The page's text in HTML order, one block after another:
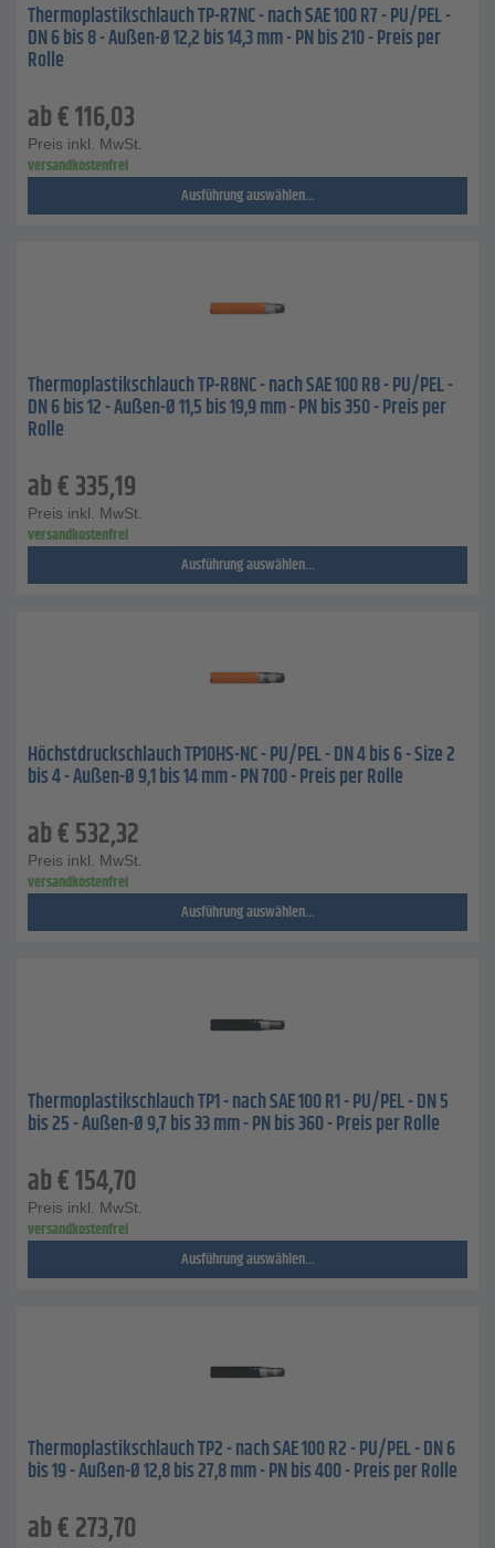
Thermoplastikschlauch TP-R7NC - nach SAE 100 R7 - PU/PEL -
DN 6 bis 8 - Außen-Ø 12,2 bis 14,3 mm - PN bis 210 - Preis per
Rolle
ab€116,03
Preis inkl. MwSt.
versandkostenfrei
Ausführung auswählen...
Thermoplastikschlauch TP-R8NC - nach SAE 100 R8 - PU/PEL -
DN 6 bis 12 - Außen-Ø 11,5 bis 19,9 mm - PN bis 350 - Preis per
Rolle
ab€335,19
Preis inkl. MwSt.
versandkostenfrei
Ausführung auswählen...
Höchstdruckschlauch TP10HS-NC - PU/PEL - DN 4 bis 6 - Size 2
bis 4 - Außen-Ø 9,1 bis 14 mm - PN 700 - Preis per Rolle
ab€532,32
Preis inkl. MwSt.
versandkostenfrei
Ausführung auswählen...
Thermoplastikschlauch TP1 - nach SAE 100 R1 - PU/PEL - DN 5
bis 25 - Außen-Ø 9,7 bis 33 mm - PN bis 360 - Preis per Rolle
ab€154,70
Preis inkl. MwSt.
versandkostenfrei
Ausführung auswählen...
Thermoplastikschlauch TP2 - nach SAE 100 R2 - PU/PEL - DN 6
bis 19 - Außen-Ø 12,8 bis 27,8 mm - PN bis 400 - Preis per Rolle
ab€273,70